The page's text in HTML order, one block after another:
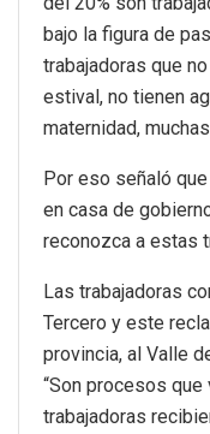
bajo la figura de
trabajadoras que
estival, no tienen
maternidad,
Por eso señaló
en casa de
reconozca a estas
Las trabajadoras
Tercero y este
provincia, al Valle
“Son procesos que
trabajadoras